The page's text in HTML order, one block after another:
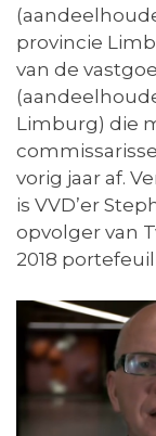
provincie
van de
Limburg) die
vorig jaar af.
is VVD’er
opvolger van
2018